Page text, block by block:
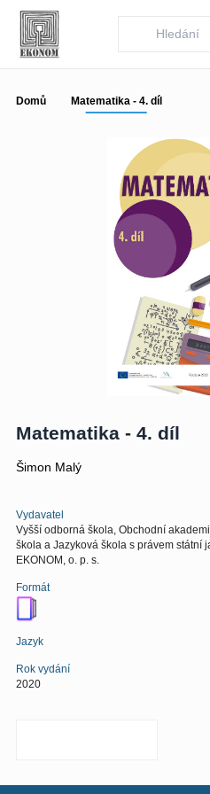
Domů Matematika - 4. díl
Matematika - 4. díl
Šimon Malý
Vydavatel
Vyšší odborná škola, Obchodní
škola a Jazyková škola s právem státní
EKONOM, o. p. s.
Formát
Jazyk
Rok vydání
2020